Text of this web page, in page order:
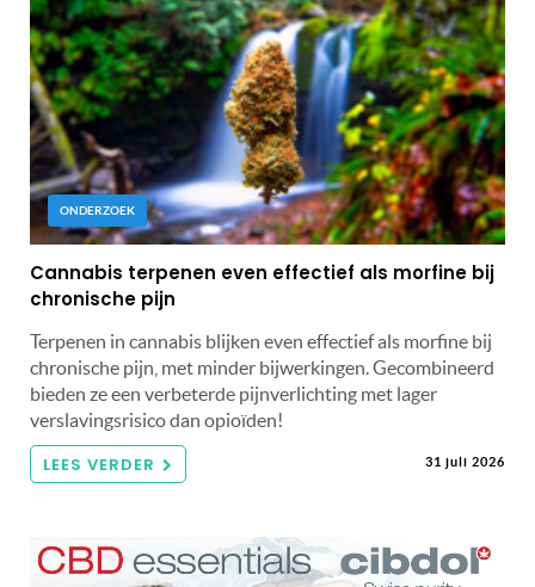
ONDERZOEK
Cannabis terpenen even effectief als morfine bij
chronische pijn
Terpenen in cannabis blijken even effectief als morfine bij
chronische pijn, met minder bijwerkingen. Gecombineerd
bieden ze een verbeterde pijnverlichting met lager
verslavingsrisico dan opioïden!
LEES VERDER 31 juli 2026